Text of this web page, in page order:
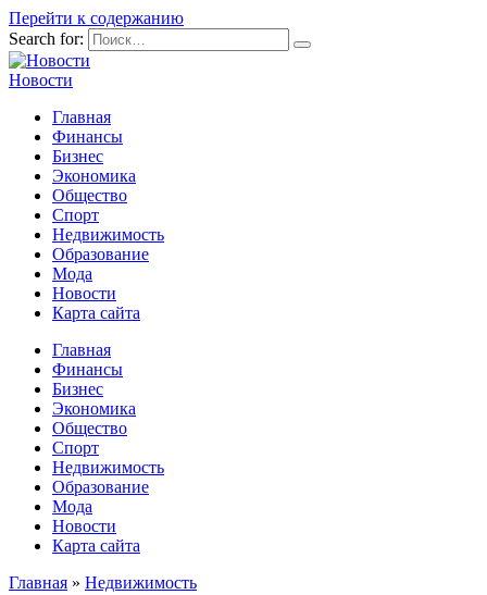
Перейти к содержанию
Search for:
Новости
Главная
Финансы
Бизнес
Экономика
Общество
Спорт
Недвижимость
Образование
Мода
Новости
Карта сайта
Главная
Финансы
Бизнес
Экономика
Общество
Спорт
Недвижимость
Образование
Мода
Новости
Карта сайта
Главная » Недвижимость